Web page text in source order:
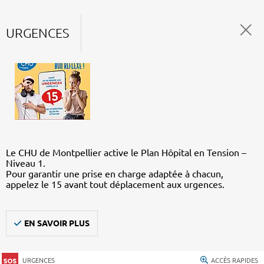
URGENCES
Le CHU de Montpellier active le Plan Hôpital en Tension –
Niveau 1.
Pour garantir une prise en charge adaptée à chacun,
appelez le 15 avant tout déplacement aux urgences.
EN SAVOIR PLUS
URGENCES ACCÈS RAPIDES